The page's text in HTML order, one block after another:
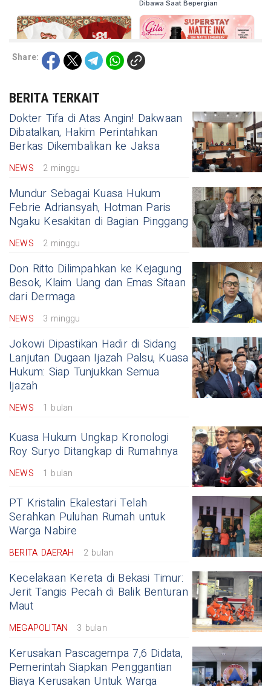
Share:
BERITA TERKAIT
Dokter Tifa di Atas Angin! Dakwaan
Dibatalkan, Hakim Perintahkan
Berkas Dikembalikan ke Jaksa
NEWS 2 minggu
Mundur Sebagai Kuasa Hukum
Febrie Adriansyah, Hotman Paris
Ngaku Kesakitan di Bagian Pinggang
NEWS 2 minggu
Don Ritto Dilimpahkan ke Kejagung
Besok, Klaim Uang dan Emas Sitaan
dari Dermaga
NEWS 3 minggu
Jokowi Dipastikan Hadir di Sidang
Lanjutan Dugaan Ijazah Palsu, Kuasa
Hukum: Siap Tunjukkan Semua
Ijazah
NEWS 1 bulan
Kuasa Hukum Ungkap Kronologi
Roy Suryo Ditangkap di Rumahnya
NEWS 1 bulan
PT Kristalin Ekalestari Telah
Serahkan Puluhan Rumah untuk
Warga Nabire
BERITA DAERAH 2 bulan
Kecelakaan Kereta di Bekasi Timur:
Jerit Tangis Pecah di Balik Benturan
Maut
MEGAPOLITAN 3 bulan
Kerusakan Pascagempa 7,6 Didata,
Pemerintah Siapkan Penggantian
Biaya Kerusakan Untuk Warga